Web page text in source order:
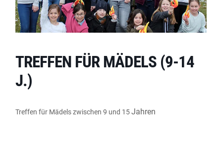
TREFFEN FÜR MÄDELS (9-14
J.)
Treffen für Mädels zwischen 9 und 15Jahren